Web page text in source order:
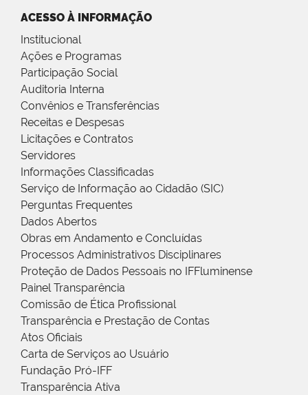
ACESSO À INFORMAÇÃO
Institucional
Ações e Programas
Participação Social
Auditoria Interna
Convênios e Transferências
Receitas e Despesas
Licitações e Contratos
Servidores
Informações Classificadas
Serviço de Informação ao Cidadão (SIC)
Perguntas Frequentes
Dados Abertos
Obras em Andamento e Concluídas
Processos Administrativos Disciplinares
Proteção de Dados Pessoais no IFFluminense
Painel Transparência
Comissão de Ética Profissional
Transparência e Prestação de Contas
Atos Oficiais
Carta de Serviços ao Usuário
Fundação Pró-IFF
Transparência Ativa